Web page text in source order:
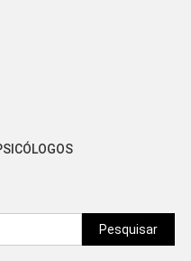
Pesquisar
por: